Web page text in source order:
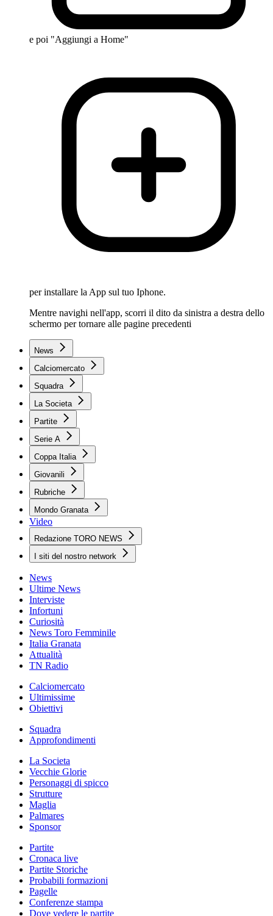
e poi "Aggiungi a Home"
per installare la App sul tuo Iphone.
Mentre navighi nell'app, scorri il dito da sinistra a destra dello
schermo per tornare alle pagine precedenti
News
Calciomercato
Squadra
La Societa
Partite
Serie A
Coppa Italia
Giovanili
Rubriche
Mondo Granata
Video
Redazione TORO NEWS
I siti del nostro network
News
Ultime News
Interviste
Infortuni
Curiosità
News Toro Femminile
Italia Granata
Attualità
TN Radio
Calciomercato
Ultimissime
Obiettivi
Squadra
Approfondimenti
La Societa
Vecchie Glorie
Personaggi di spicco
Strutture
Maglia
Palmares
Sponsor
Partite
Cronaca live
Partite Storiche
Probabili formazioni
Pagelle
Conferenze stampa
Dove vedere le partite